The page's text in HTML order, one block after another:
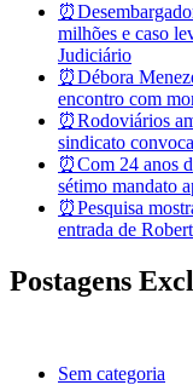
milhões e caso
Judiciário
⏰Débora
encontro com
⏰Rodoviários
sindicato
⏰Com 24 anos
sétimo mandato
⏰Pesquisa
entrada de
Postagens
Sem categoria